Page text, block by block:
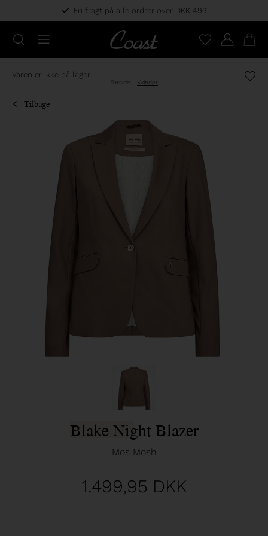
Fri fragt på alle ordrer over DKK 499
Varen er ikke på lager
Forside - Kvinder
Tilbage
Blake Night Blazer
Mos Mosh
1.499,95 DKK